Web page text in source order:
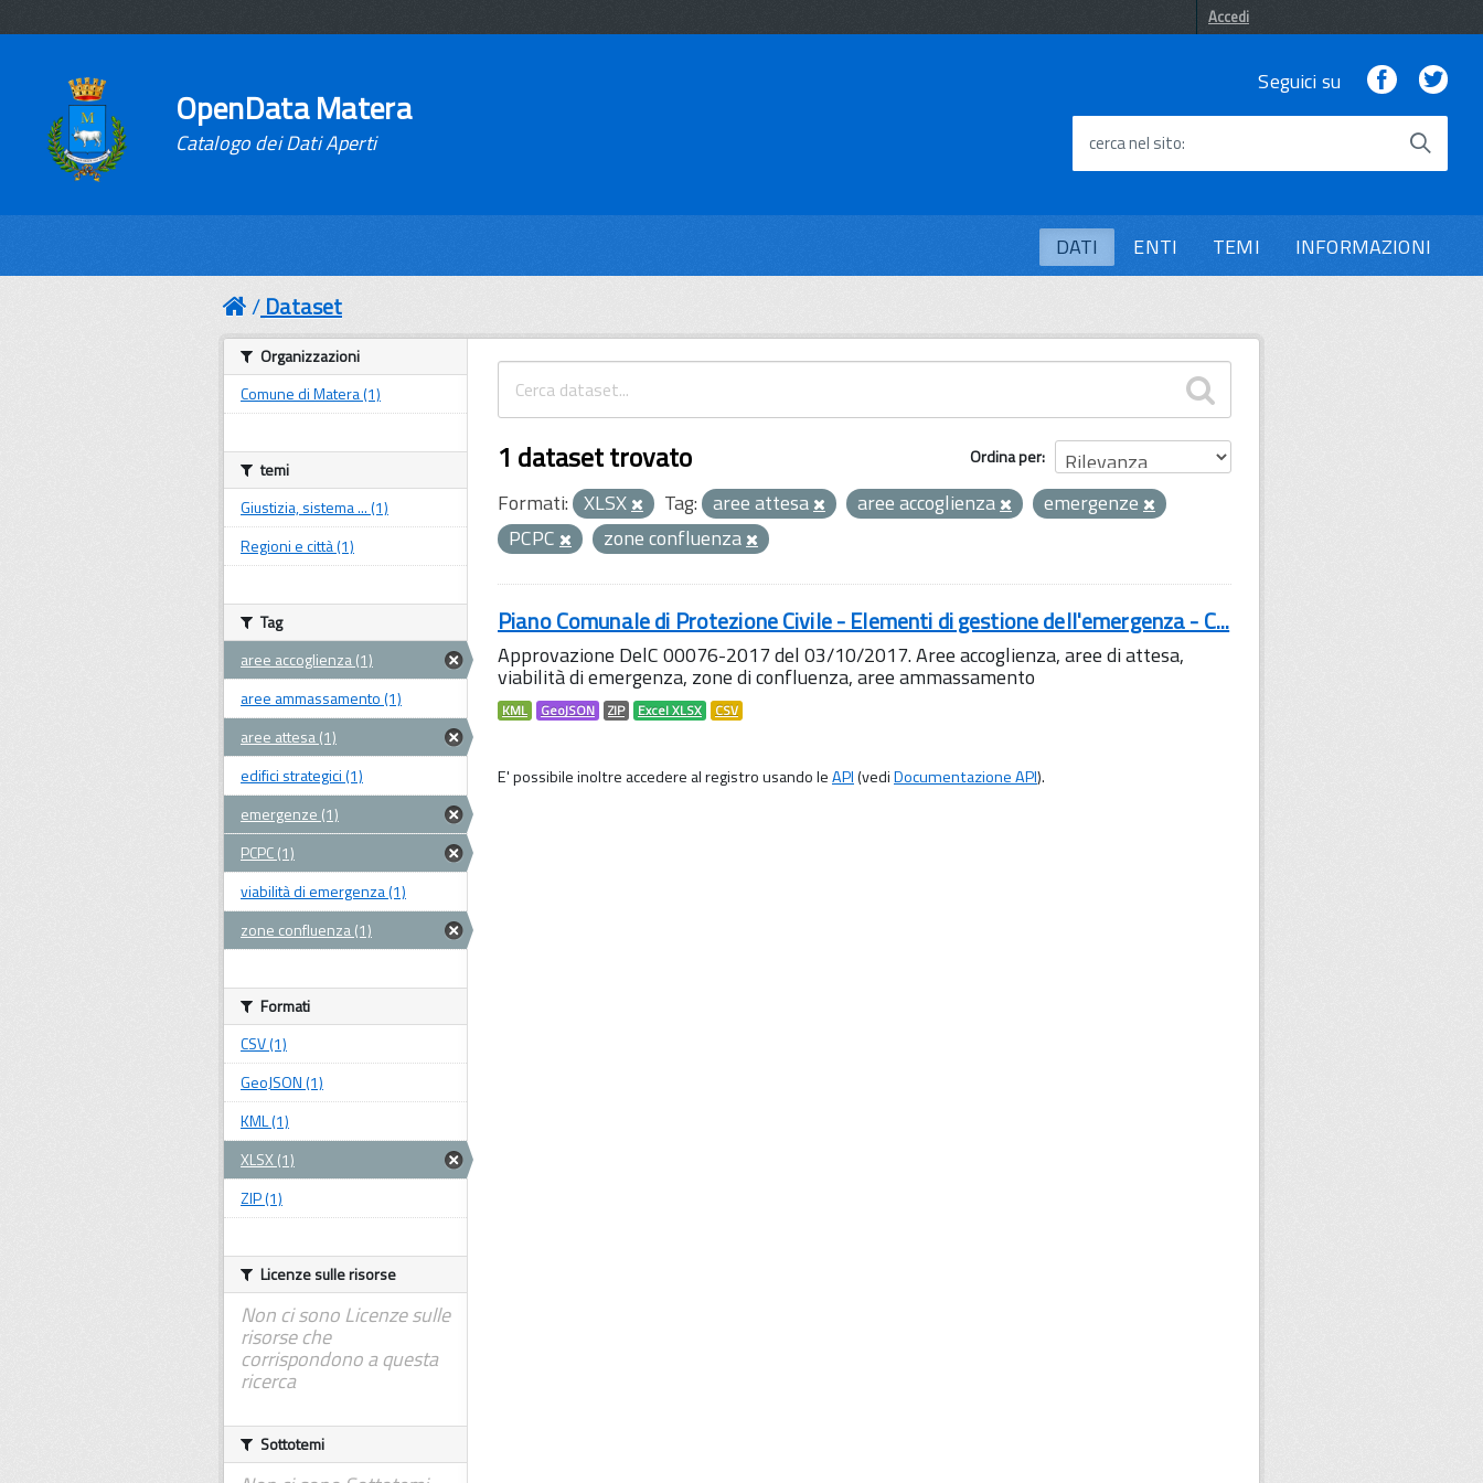
Accedi
OpenData Matera
Catalogo dei Dati Aperti
Seguici su Facebook
cerca nel sito
DATI ENTI TEMI INFORMAZIONI
Dataset
Ordina per
1 dataset trovato
Formati: XLSX Tag: aree attesa aree accoglienza
emergenze
PCPC
zone confluenza
Piano Comunale di Protezione Civile - Elementi di gestione dell'emergenza - C...
Approvazione DelC 00076-2017 del 03/10/2017. Aree accoglienza, aree di attesa,
viabilità di emergenza, zone di confluenza, aree ammassamento
KML GeoJSON ZIP Excel XLSX CSV
E' possibile inoltre accedere al registro usando leAPI(vediDocumentazione API).
Organizzazioni
Comune di Matera (1)
temi
Giustizia, sistema ... (1)
Regioni e città (1)
Tag
aree accoglienza (1)
aree ammassamento (1)
aree attesa (1)
edifici strategici (1)
emergenze (1)
PCPC (1)
viabilità di emergenza (1)
zone confluenza (1)
Formati
CSV (1)
GeoJSON (1)
KML (1)
XLSX (1)
ZIP (1)
Licenze sulle risorse
Non ci sono Licenze sulle
risorse che
corrispondono a questa
ricerca
Sottotemi